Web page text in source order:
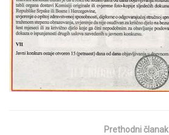
Prethodni članak